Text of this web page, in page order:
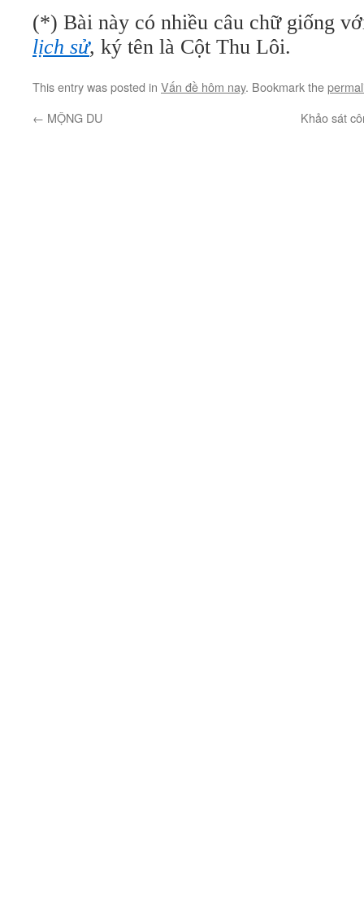
(*) Bài này có nhiều câu chữ giống
lịch sử, ký tên là Cột Thu Lôi.
This entry was posted in Vấn đề hôm nay. Bookmark the
← MỘNG DU Khảo sát